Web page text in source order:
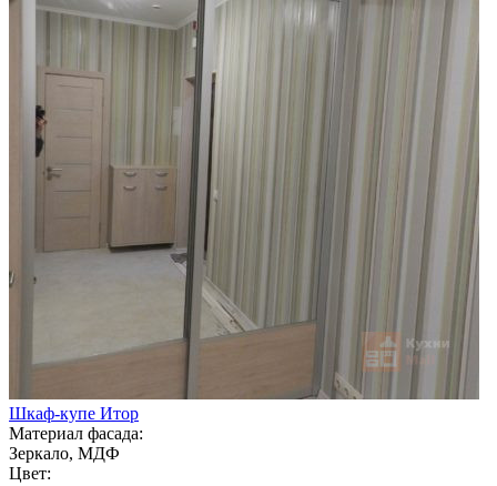
Шкаф-купе Итор
Материал фасада:
Зеркало, МДФ
Цвет: